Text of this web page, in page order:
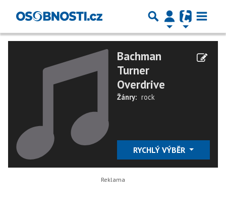
Bachman
Turner
Overdrive
Žánry: rock
RYCHLÝ VÝBĚR